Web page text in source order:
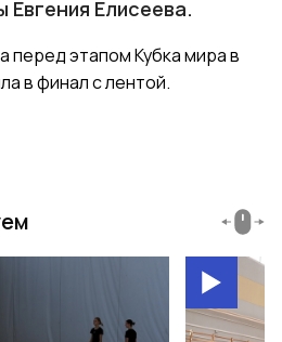
Евгения Елисеева.
перед этапом Кубка мира в
в финал с лентой.